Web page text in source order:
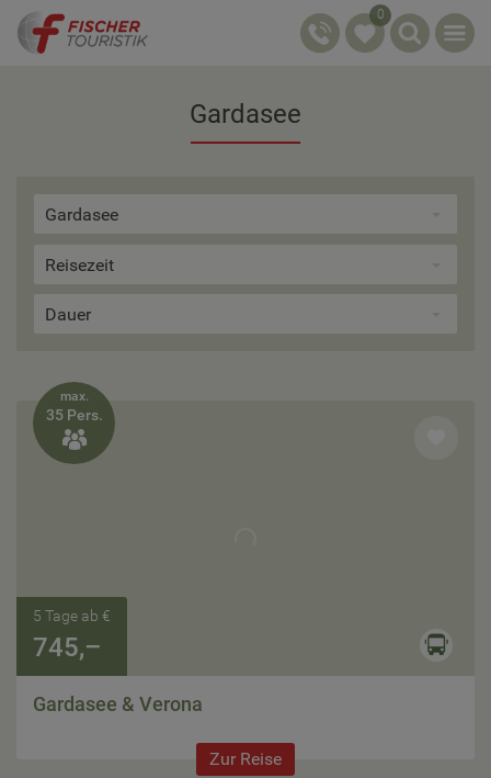
0
Gardasee
Gardasee
Reisezeit
Dauer
max.
35 Pers.

5 Tage ab €
745,–
Gardasee & Verona
Zur Reise